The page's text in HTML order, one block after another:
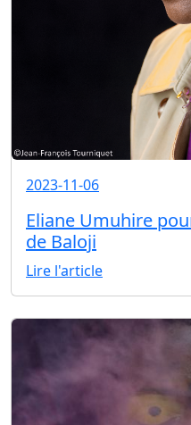
2023-11-06
Eliane Umuhire
de Baloji
Lire l'article